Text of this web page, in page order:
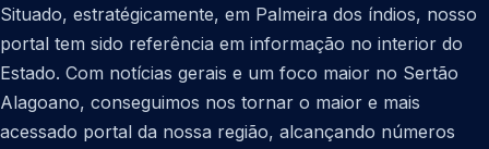
Situado, estratégicamente, em Palmeira dos índios, nosso
portal tem sido referência em informação no interior do
Estado. Com notícias gerais e um foco maior no Sertão
Alagoano, conseguimos nos tornar o maior e mais
acessado portal da nossa região, alcançando números